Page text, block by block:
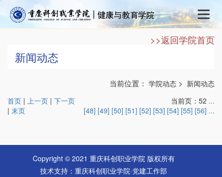
>>返回学院首页
新闻动态
当前位置： 学院动态 > 新闻动态
首页 | 上一页 | 下一页
| 末页
当前页：52 ...
[48] [49] [50] [51] [52] [53] [54] [55] [56] ...
Copyright © 2021 重庆科创职业学院 版权所有
技术支持：重庆科创职业学院·党建工作部